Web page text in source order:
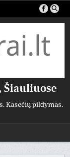
Šiauliuose
Kasečių pildymas.